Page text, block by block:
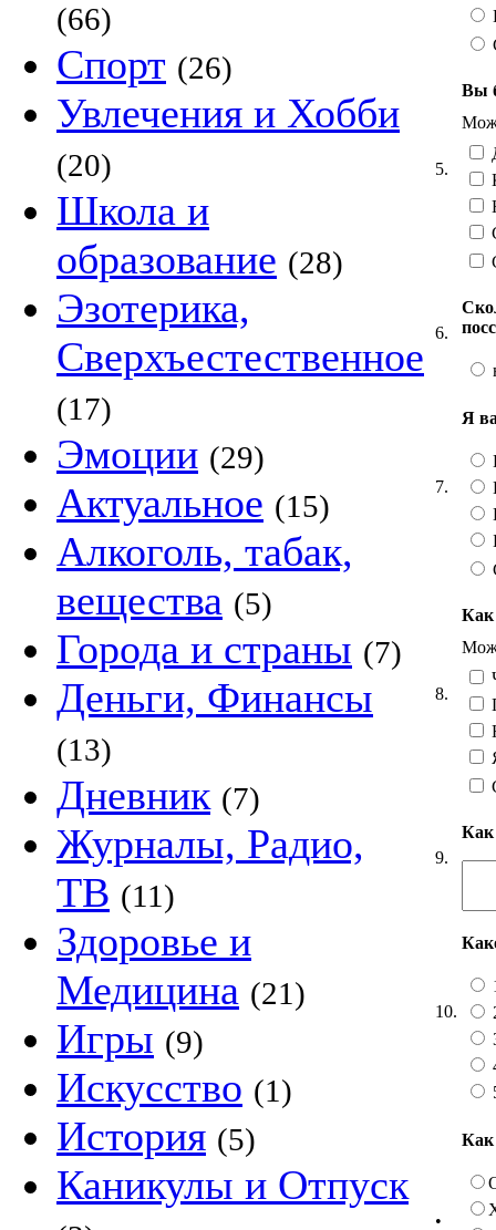
(66)
Спорт (26)
Увлечения и Хобби
(20)
Школа и
образование (28)
Эзотерика,
Сверхъестественное
(17)
Эмоции (29)
Актуальное (15)
Алкоголь, табак,
вещества (5)
Города и страны (7)
Деньги, Финансы
(13)
Дневник (7)
Журналы, Радио,
ТВ (11)
Здоровье и
Медицина (21)
Игры (9)
Искусство (1)
История (5)
Каникулы и Отпуск
5.
Вы
6.
7.
Я
8.
Как
9.
Как
10.
•
Как